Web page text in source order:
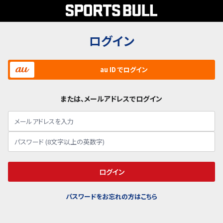
ログイン
au ID でログイン
または、メールアドレスでログイン
ログイン
パスワードをお忘れの方はこちら